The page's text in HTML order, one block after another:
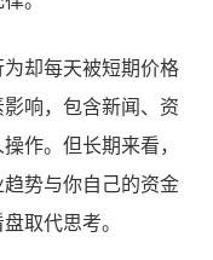
却每天被短期价格
响，包含新闻、资
作。但长期来看，
势与你自己的资金
取代思考。